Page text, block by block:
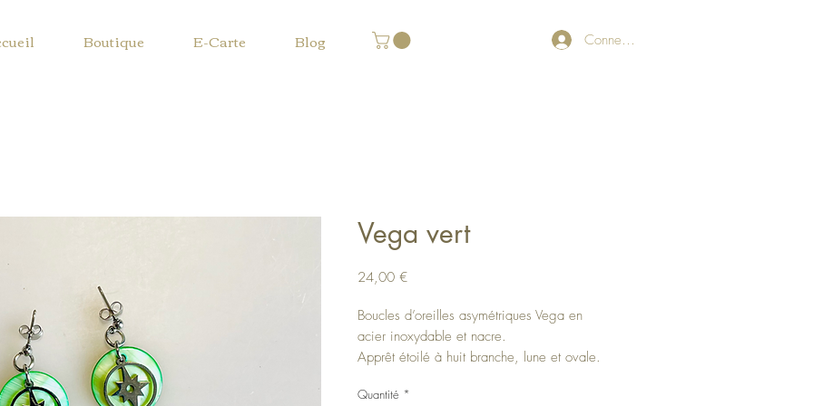
Boutique E-Carte Blog Connexion
Vega vert
24,00 €Prix
Boucles d’oreilles asymétriques Vega en
acier inoxydable et nacre.
Apprêt étoilé à huit branche, lune et ovale.
propres nuances donc chaque bijou est
Quantité *